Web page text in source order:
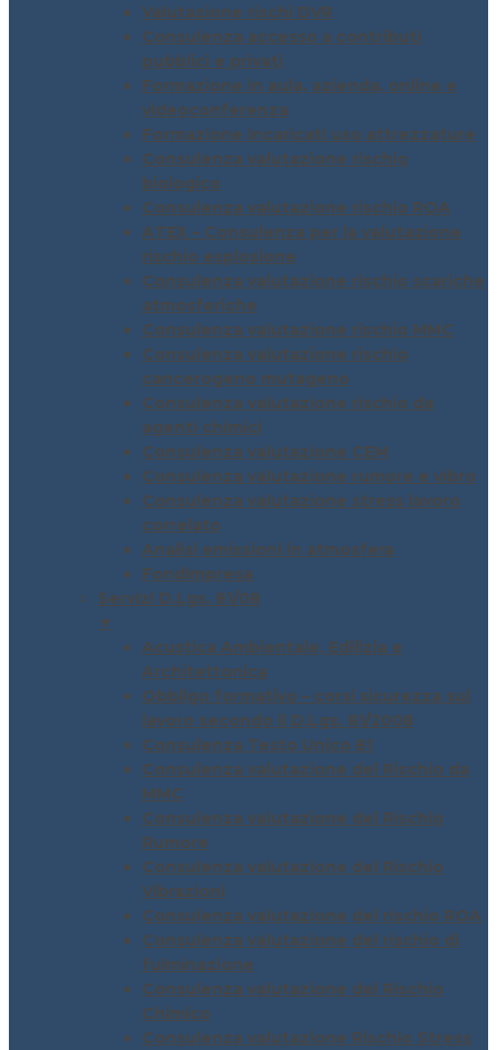
Valutazione rischi DVR
Consulenza accesso a contributi
pubblici e privati
Formazione in aula, azienda, online e
videoconferenza
Formazione incaricati uso attrezzature
Consulenza valutazione rischio
biologico
Consulenza valutazione rischio ROA
ATEX – Consulenza per la valutazione
rischio esplosione
Consulenza valutazione rischio scariche
atmosferiche
Consulenza valutazione rischio MMC
Consulenza valutazione rischio
cancerogeno mutageno
Consulenza valutazione rischio da
agenti chimici
Consulenza valutazione CEM
Consulenza valutazione rumore e vibro
Consulenza valutazione stress lavoro
correlato
Analisi emissioni in atmosfera
Fondimpresa
Servizi D.Lgs. 81/08
▼
Acustica Ambientale, Edilizia e
Architettonica
Obbligo formativo – corsi sicurezza sul
lavoro secondo il D.Lgs. 81/2008
Consulenza Testo Unico 81
Consulenza valutazione del Rischio da
MMC
Consulenza valutazione del Rischio
Rumore
Consulenza valutazione del Rischio
Vibrazioni
Consulenza valutazione del rischio ROA
Consulenza valutazione del rischio di
fulminazione
Consulenza valutazione del Rischio
Chimico
Consulenza valutazione Rischio Stress